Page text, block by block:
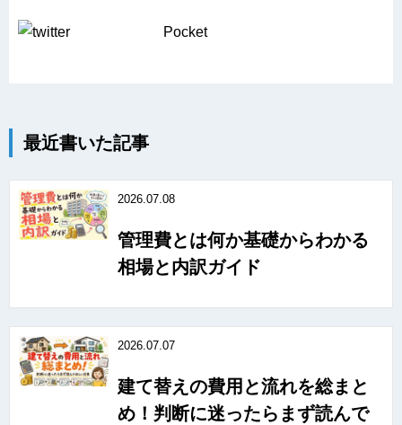
Pocket
最近書いた記事
2026.07.08
管理費とは何か基礎からわかる
相場と内訳ガイド
2026.07.07
建て替えの費用と流れを総まと
め！判断に迷ったらまず読んで